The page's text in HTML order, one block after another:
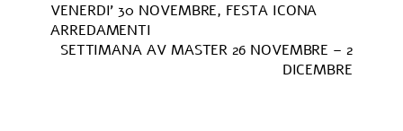
VENERDI’ 30 NOVEMBRE, FESTA ICONA
ARREDAMENTI
SETTIMANA AV MASTER 26 NOVEMBRE – 2
DICEMBRE